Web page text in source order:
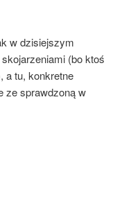
w dzisiejszym
(bo ktoś
a tu, konkretne
ze sprawdzoną w